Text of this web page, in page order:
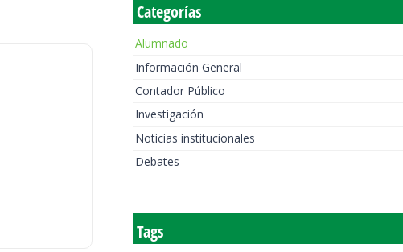
Categorías
Alumnado
Información General
Contador Público
Investigación
Noticias institucionales
Debates
Tags